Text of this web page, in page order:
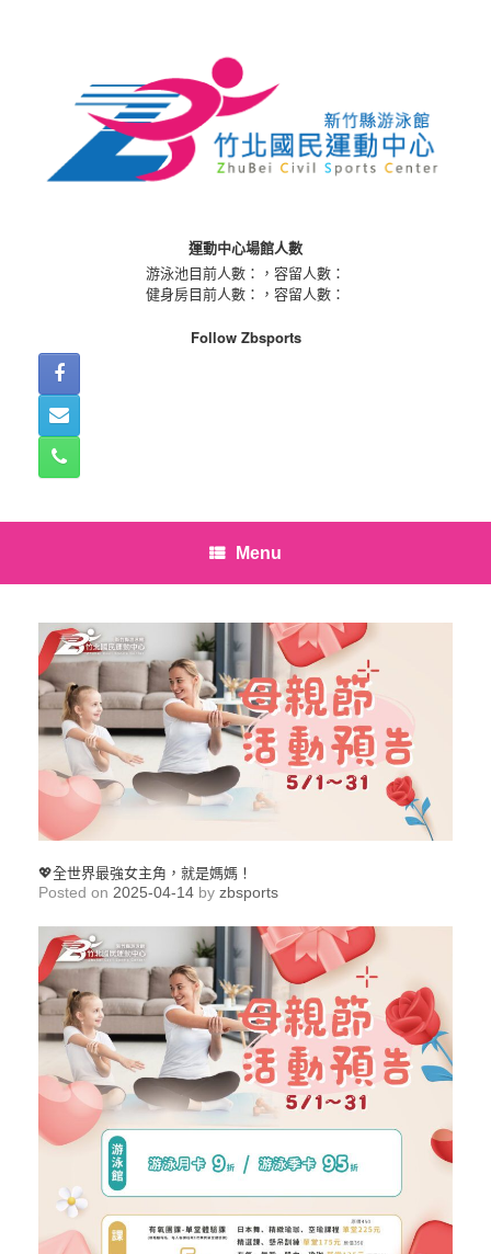
運動中心場館人數
游泳池目前人數：
，容留人數：
健身房目前人數：
，容留人數：
Follow Zbsports
Menu
💖全世界最強女主角，就是媽媽！
Posted on 2025-04-14 by zbsports